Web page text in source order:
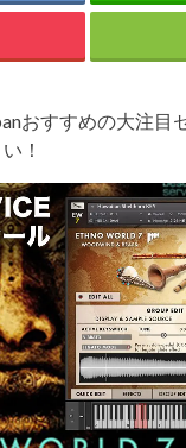
おすすめの大注目
！